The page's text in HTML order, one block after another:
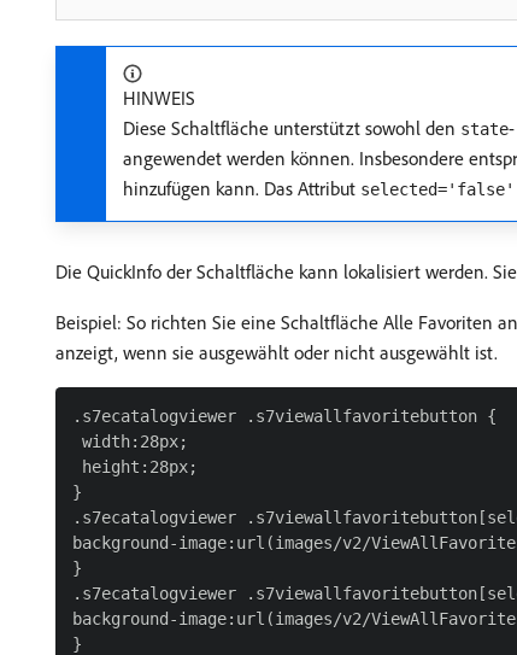
HINWEIS
Diese Schaltfläche unterstützt sowohl den state
angewendet werden können. Insbesondere
hinzufügen kann. Das Attribut selected='false'
Die QuickInfo der Schaltfläche kann lokalisiert werden.
Beispiel: So richten Sie eine Schaltfläche Alle Favoriten
anzeigt, wenn sie ausgewählt oder nicht ausgewählt ist.
.s7ecatalogviewer .s7viewallfavoritebutton {
width:28px;
height:28px;
}
.s7ecatalogviewer
background-image:url(images/v2/
}
.s7ecatalogviewer
background-image:url(images/v2/
}